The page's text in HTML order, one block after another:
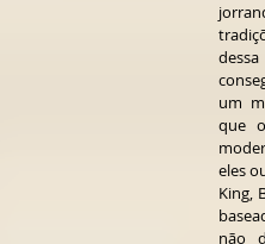
um
que
eles
King,
não